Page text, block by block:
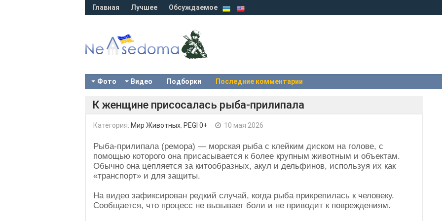
Главная Лучшее Обсуждаемое
Фото Видео Подборки Последние комментарии
К женщине присосалась рыба-прилипала
Категория: Мир Животных, PEGI 0+ 10 мая 2026
Рыба-прилипала (ремора) — морская рыба с клейким диском на голове, с
помощью которого она присасывается к более крупным животным и объектам.
Обычно она цепляется за китообразных, акул и дельфинов, используя их как
«транспорт» и для защиты.
На видео зафиксирован редкий случай, когда рыба прикрепилась к человеку.
Сообщается, что процесс не вызывает боли и не приводит к повреждениям.